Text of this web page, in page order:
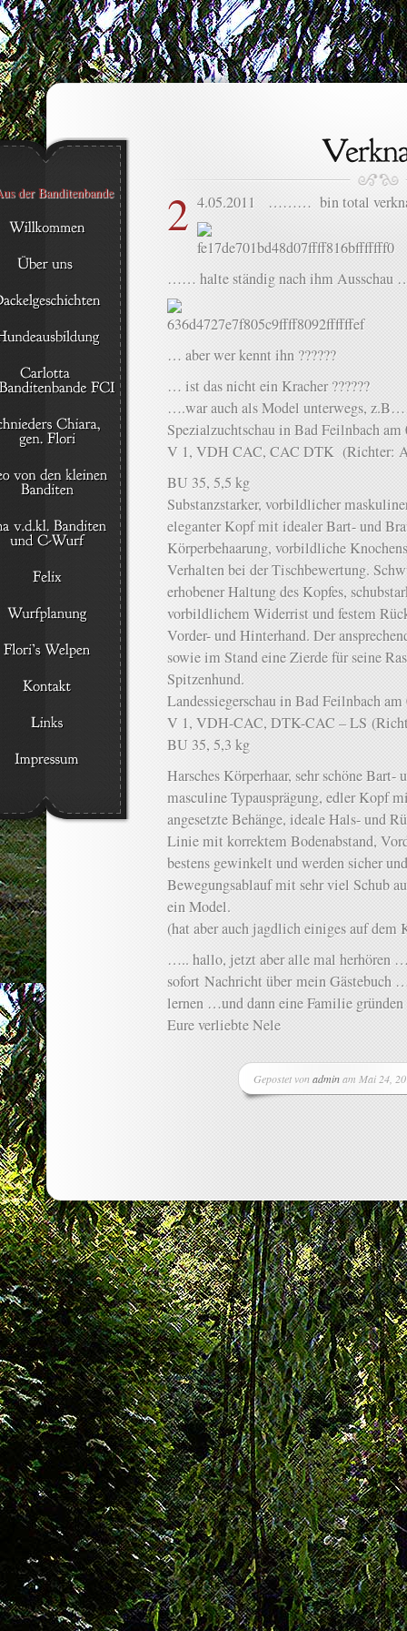
2 4.05.2011 ……… bin total
…… halte ständig nach ihm Ausschau
… aber wer kennt ihn ??????
… ist das nicht ein Kracher ??????
….war auch als Model unterwegs,
Spezialzuchtschau in Bad Feilnbach am
V 1, VDH CAC, CAC DTK (Richter:
BU 35, 5,5 kg
Substanzstarker, vorbildlicher
eleganter Kopf mit idealer Bart- und
Körperbehaarung, vorbildliche
Verhalten bei der Tischbewertung.
erhobener Haltung des Kopfes,
vorbildlichem Widerrist und festem
Vorder- und Hinterhand. Der
sowie im Stand eine Zierde für seine
Spitzenhund.
Landessiegerschau in Bad Feilnbach
V 1, VDH-CAC, DTK-CAC – LS
BU 35, 5,3 kg
Harsches Körperhaar, sehr schöne
masculine Typausprägung, edler Kopf
angesetzte Behänge, ideale Hals- und
Linie mit korrektem Bodenabstand,
bestens gewinkelt und werden sicher
Bewegungsablauf mit sehr viel Schub
ein Model.
(hat aber auch jagdlich einiges auf dem
….. hallo, jetzt aber alle mal herhören
sofort Nachricht über mein
lernen …und dann eine Familie
Eure verliebte Nele
Gepostet von adminam Mai 24,